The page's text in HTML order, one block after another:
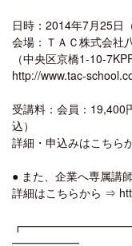
日時：2014年7月25日
会場：ＴＡＣ株式会社
（中央区京橋1-10-
http://www.tac-
受講料：会員：
込）
詳細・申込みはこちら
● また、企業へ専属講
詳細はこちらから ⇒
━━━━━━